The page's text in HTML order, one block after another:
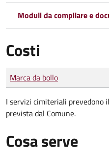
Moduli da compilare e
Costi
Tipo di pagamento
Importo
Marca da bollo
I servizi cimiteriali prevedono
prevista dal Comune.
Cosa serve